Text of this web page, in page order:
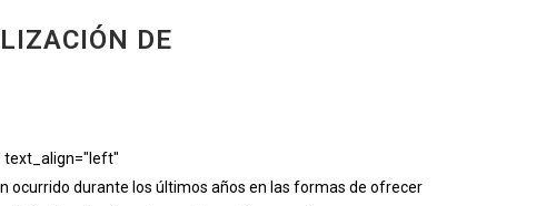
DE
text_align="left"
durante los últimos años en las formas de ofrecer